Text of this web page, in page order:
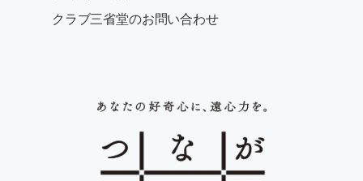
クラブ三省堂のお問い合わせ